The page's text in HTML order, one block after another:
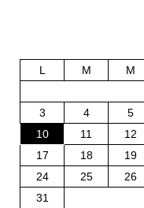
L M M
3
4 5
10
11 12
17
18 19
24
25 26
31